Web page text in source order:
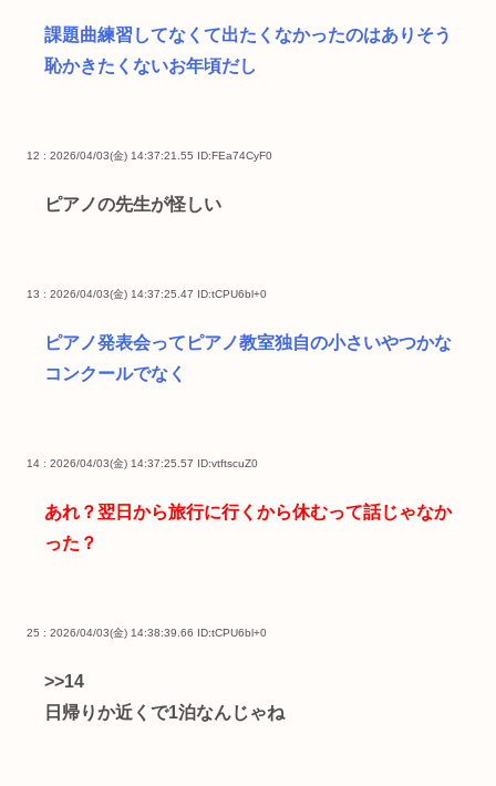
課題曲練習してなくて出たくなかったのはありそう
恥かきたくないお年頃だし
12 : 2026/04/03(金) 14:37:21.55 ID:FEa74CyF0
ピアノの先生が怪しい
13 : 2026/04/03(金) 14:37:25.47 ID:tCPU6bl+0
ピアノ発表会ってピアノ教室独自の小さいやつかな
コンクールでなく
14 : 2026/04/03(金) 14:37:25.57 ID:vtftscuZ0
あれ？翌日から旅行に行くから休むって話じゃなか
った？
25 : 2026/04/03(金) 14:38:39.66 ID:tCPU6bl+0
>>14
日帰りか近くで1泊なんじゃね